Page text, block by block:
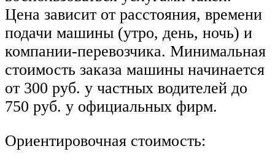
Цена зависит от расстояния, времени
подачи машины (утро, день, ночь) и
компании-перевозчика. Минимальная
стоимость заказа машины начинается
от 300 руб. у частных водителей до
750 руб. у официальных фирм.
Ориентировочная стоимость: